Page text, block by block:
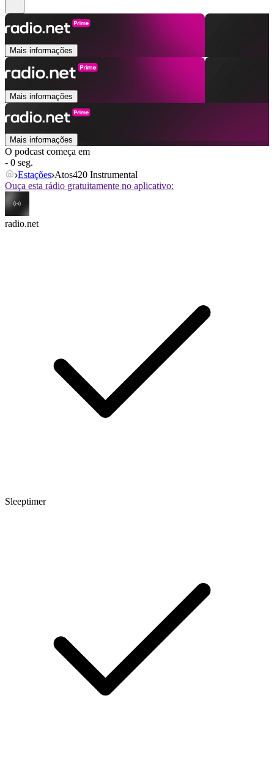
Mais informações
Mais informações
Mais informações
O podcast começa em
- 0 seg.
Estações Atos420 Instrumental
Ouça esta rádio gratuitamente no aplicativo:
radio.net
Sleeptimer